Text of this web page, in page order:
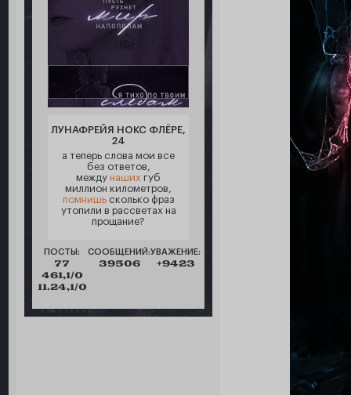
ЛУНАФРЕЙЯ НОКС ФЛЁРЕ,
24
а теперь слова мои все
без ответов,
между наших губ
миллион километров,
помнишьсколько фраз
утопили в рассветах на
прощание?
ПОСТЫ:
77
461,1/0
11.24,1/0
СООБЩЕНИЙ:
39506
УВАЖЕНИЕ:
+9423